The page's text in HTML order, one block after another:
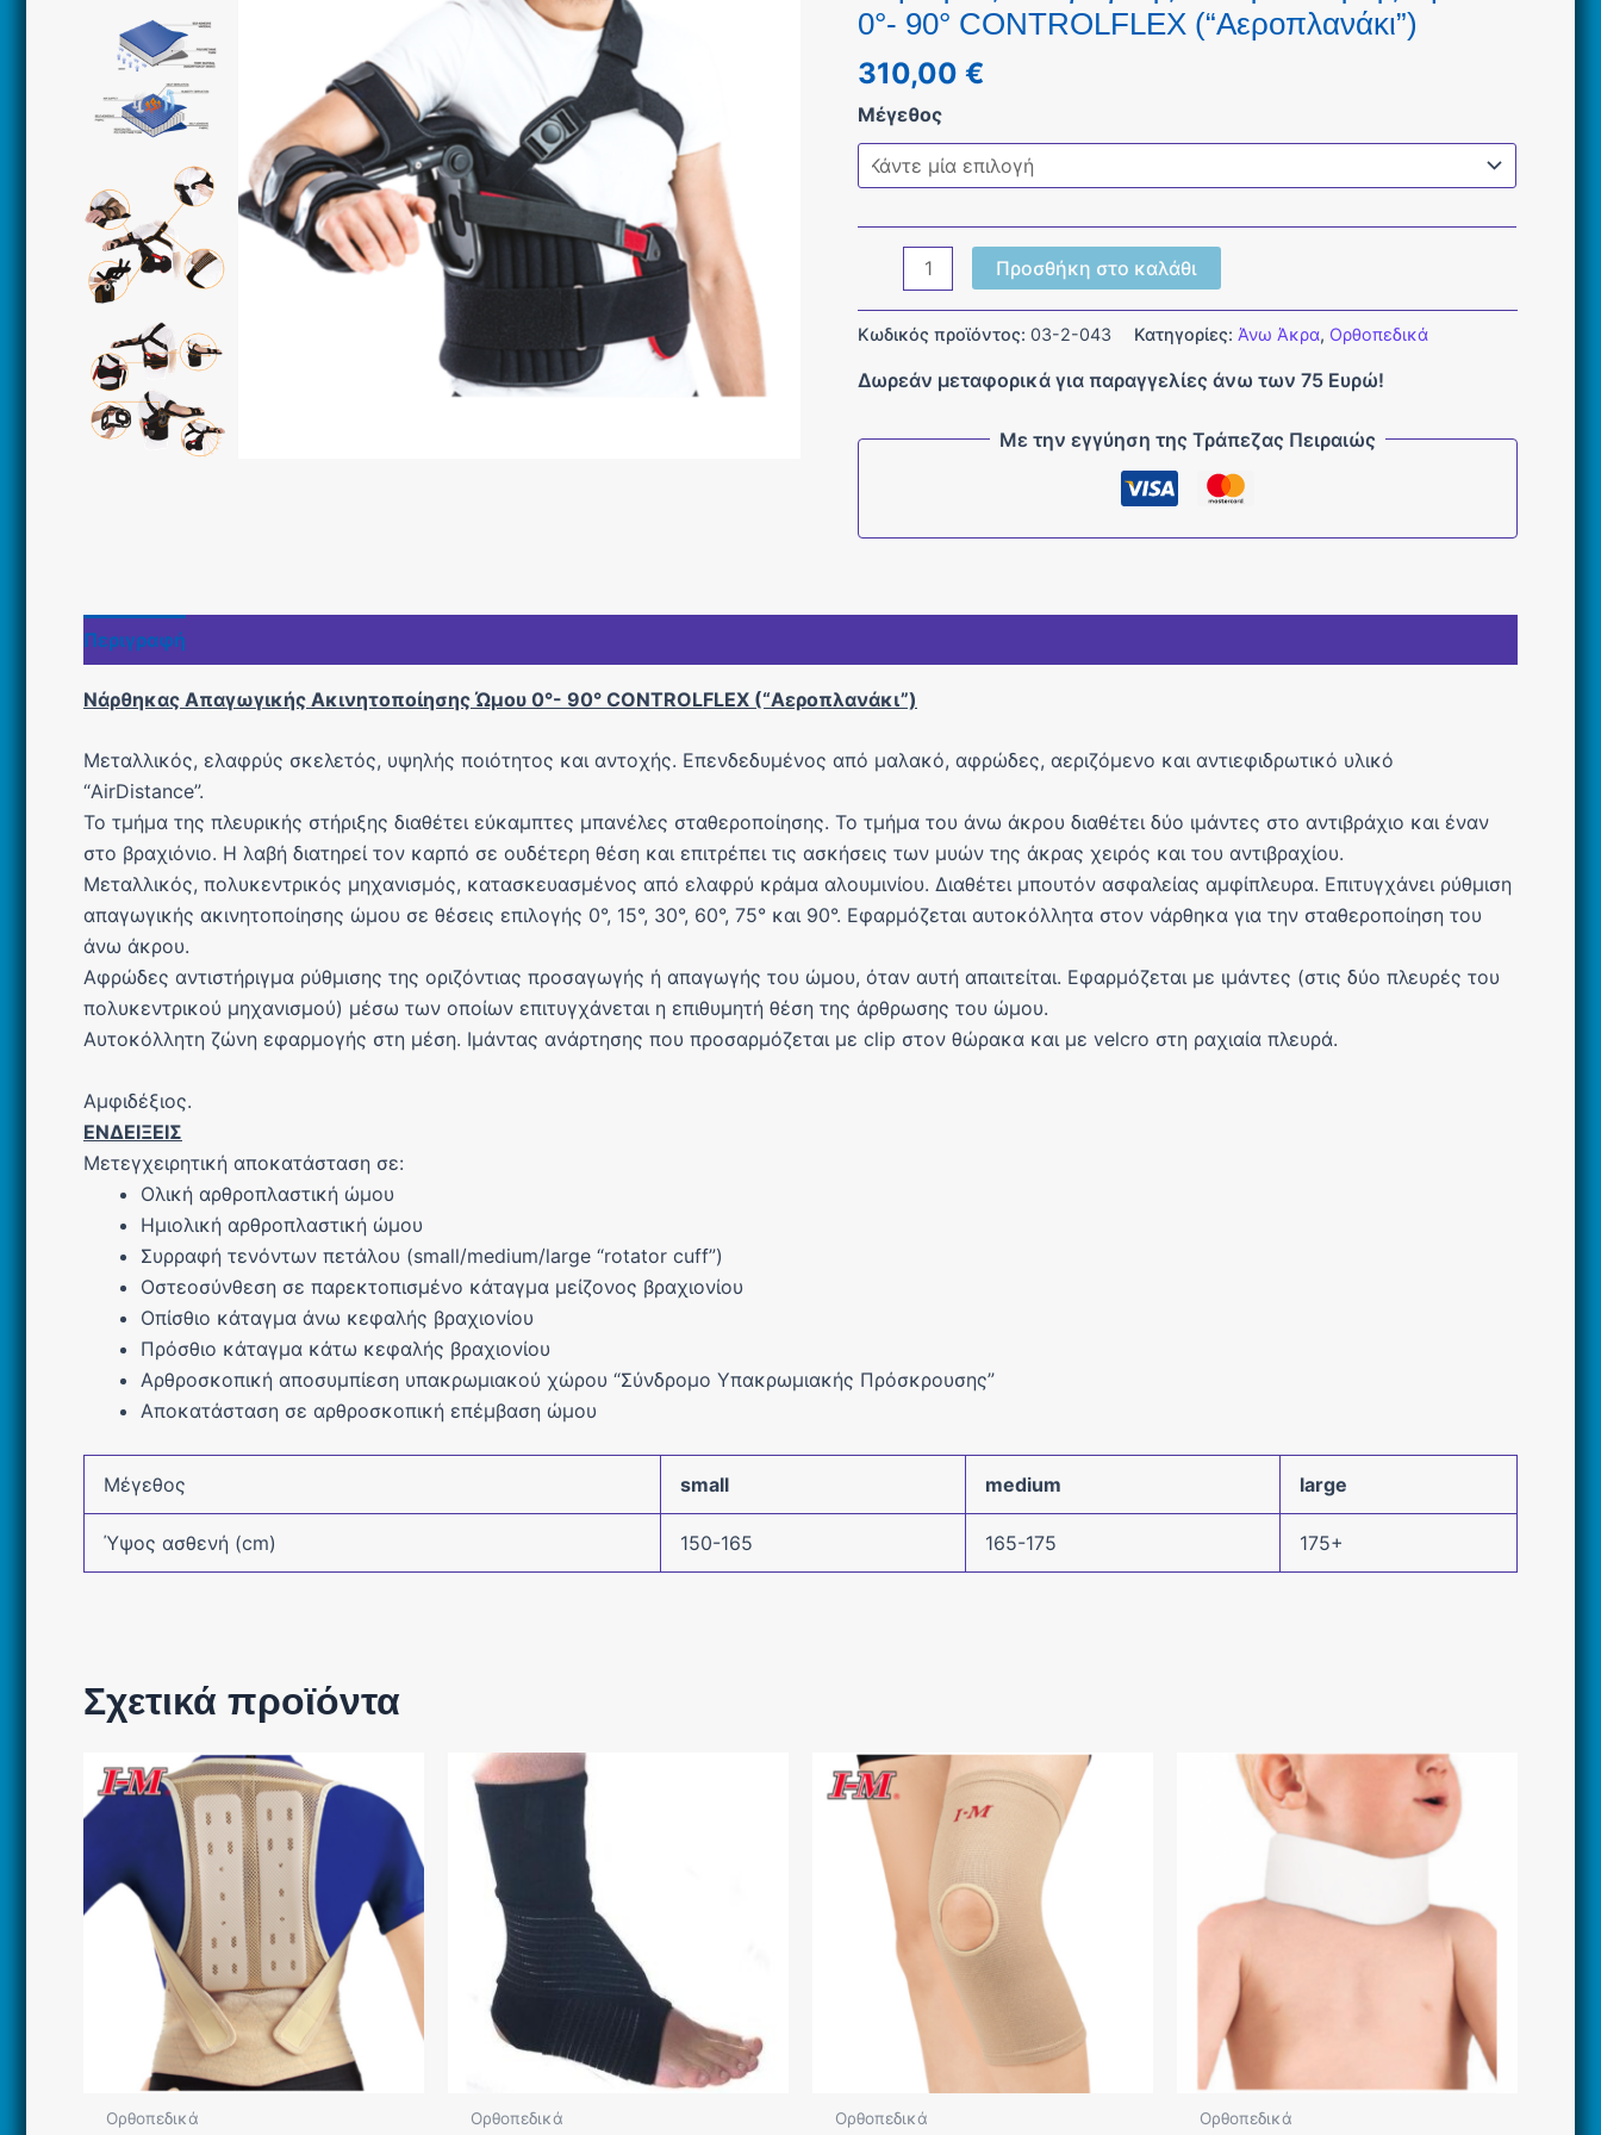
0°- 90° CONTROLFLEX (“Αεροπλανάκι”)
310,00€
Μέγεθος
Νάρθηκας
Απαγωγικής
Ακινητοποίησης
0°-
CONTROLFLEX
Προσθήκη στο καλάθι
Κωδικός προϊόντος:03-2-043 Κατηγορίες: Άνω Άκρα, Ορθοπεδικά
Δωρεάν μεταφορικά για παραγγελίες άνω των 75 Ευρώ!
Με την εγγύηση της Τράπεζας Πειραιώς
Περιγραφή
Νάρθηκας Απαγωγικής Ακινητοποίησης Ώμου 0°- 90° CONTROLFLEX (“Αεροπλανάκι”)
Μεταλλικός, ελαφρύς σκελετός, υψηλής ποιότητος και αντοχής. Επενδεδυμένος από μαλακό, αφρώδες, αεριζόμενο και αντιεφιδρωτικό υλικό
“AirDistance”.
Το τμήμα της πλευρικής στήριξης διαθέτει εύκαμπτες μπανέλες σταθεροποίησης. Το τμήμα του άνω άκρου διαθέτει δύο ιμάντες στο αντιβράχιο και έναν
στο βραχιόνιο. Η λαβή διατηρεί τον καρπό σε ουδέτερη θέση και επιτρέπει τις ασκήσεις των μυών της άκρας χειρός και του αντιβραχίου.
Μεταλλικός, πολυκεντρικός μηχανισμός, κατασκευασμένος από ελαφρύ κράμα αλουμινίου. Διαθέτει μπουτόν ασφαλείας αμφίπλευρα. Επιτυγχάνει ρύθμιση
απαγωγικής ακινητοποίησης ώμου σε θέσεις επιλογής 0°, 15°, 30°, 60°, 75° και 90°. Εφαρμόζεται αυτοκόλλητα στον νάρθηκα για την σταθεροποίηση του
άνω άκρου.
Αφρώδες αντιστήριγμα ρύθμισης της οριζόντιας προσαγωγής ή απαγωγής του ώμου, όταν αυτή απαιτείται. Εφαρμόζεται με ιμάντες (στις δύο πλευρές του
πολυκεντρικού μηχανισμού) μέσω των οποίων επιτυγχάνεται η επιθυμητή θέση της άρθρωσης του ώμου.
Αυτοκόλλητη ζώνη εφαρμογής στη μέση. Ιμάντας ανάρτησης που προσαρμόζεται με clip στον θώρακα και με velcro στη ραχιαία πλευρά.
Αμφιδέξιος.
ΕΝΔΕΙΞΕΙΣ
Μετεγχειρητική αποκατάσταση σε:
Ολική αρθροπλαστική ώμου
Ημιολική αρθροπλαστική ώμου
Συρραφή τενόντων πετάλου (small/medium/large “rotator cuff”)
Οστεοσύνθεση σε παρεκτοπισμένο κάταγμα μείζονος βραχιονίου
Οπίσθιο κάταγμα άνω κεφαλής βραχιονίου
Πρόσθιο κάταγμα κάτω κεφαλής βραχιονίου
Αρθροσκοπική αποσυμπίεση υπακρωμιακού χώρου “Σύνδρομο Υπακρωμιακής Πρόσκρουσης”
Αποκατάσταση σε αρθροσκοπική επέμβαση ώμου
Μέγεθος small medium large
Ύψος ασθενή (cm) 150-165 165-175 175+
Σχετικά προϊόντα
Ορθοπεδικά Ορθοπεδικά Ορθοπεδικά Ορθοπεδικά